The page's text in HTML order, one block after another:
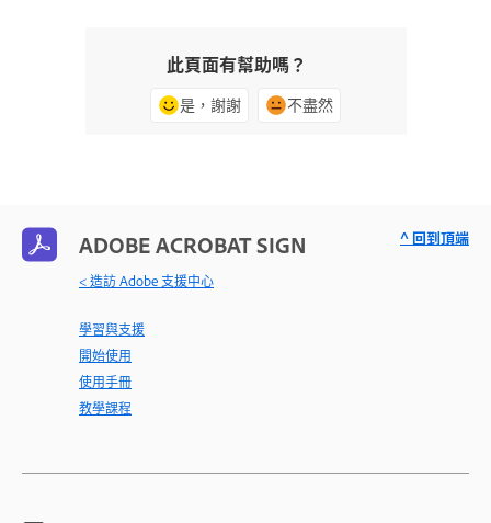
此頁面有幫助嗎？
是，謝謝 不盡然
ADOBE ACROBAT SIGN
< 造訪 Adobe 支援中心
學習與支援
開始使用
使用手冊
教學課程
^ 回到頂端